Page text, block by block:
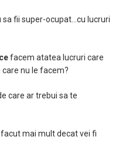
fii super-ocupat…cu lucruri
facem atatea lucruri care
care nu le facem?
care ar trebui sa te
facut mai mult decat vei fi